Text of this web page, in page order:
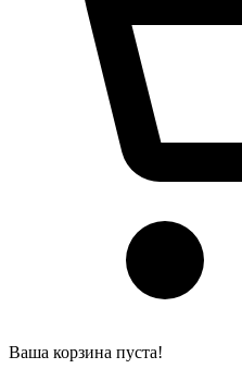
Ваша корзина пуста!